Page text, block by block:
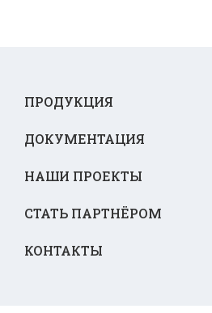
ПРОДУКЦИЯ
ДОКУМЕНТАЦИЯ
НАШИ ПРОЕКТЫ
СТАТЬ ПАРТНЁРОМ
КОНТАКТЫ